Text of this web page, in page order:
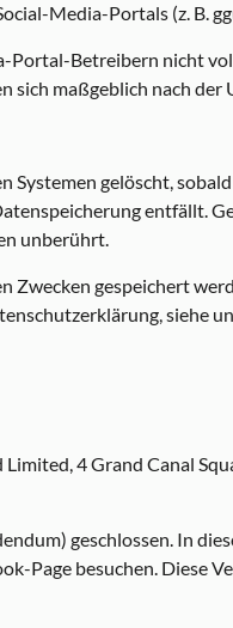
Media-Portals (z. B.
Portal-Betreibern nicht
maßgeblich nach
gelöscht,
entfällt.
unberührt.
gespeichert
siehe
4 Grand Canal
geschlossen. In
Page besuchen. Diese